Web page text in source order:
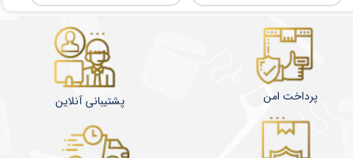
پشتیبانی آنلاین پرداخت امن